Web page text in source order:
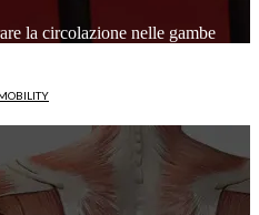
la circolazione nelle gambe